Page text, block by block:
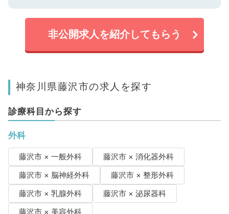
非公開求人を紹介してもらう
神奈川県藤沢市の求人を探す
診療科目から探す
外科
藤沢市 × 一般外科
藤沢市 × 消化器外科
藤沢市 × 脳神経外科
藤沢市 × 整形外科
藤沢市 × 乳腺外科
藤沢市 × 泌尿器科
藤沢市 × 美容外科